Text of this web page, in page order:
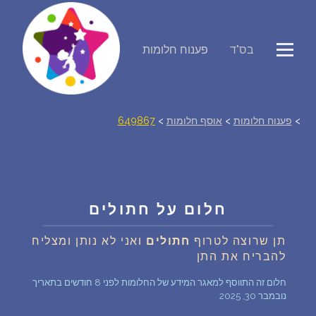
פענוח חלומות בס"ד
פירוש חלומות
חלומות נפוצים
רכישת אוצר החלומות
> פענוח חלומות > אוסף חלומות >
649867
חלום על חתולים
תן שרוצה לטרוף חתולים ואני לא נותן ומצליח
להבריח את התן
חלום זה התווסף למאגר המידע של החלומות לפני 8 חודשים בתאריך
נובמבר 30, 2025